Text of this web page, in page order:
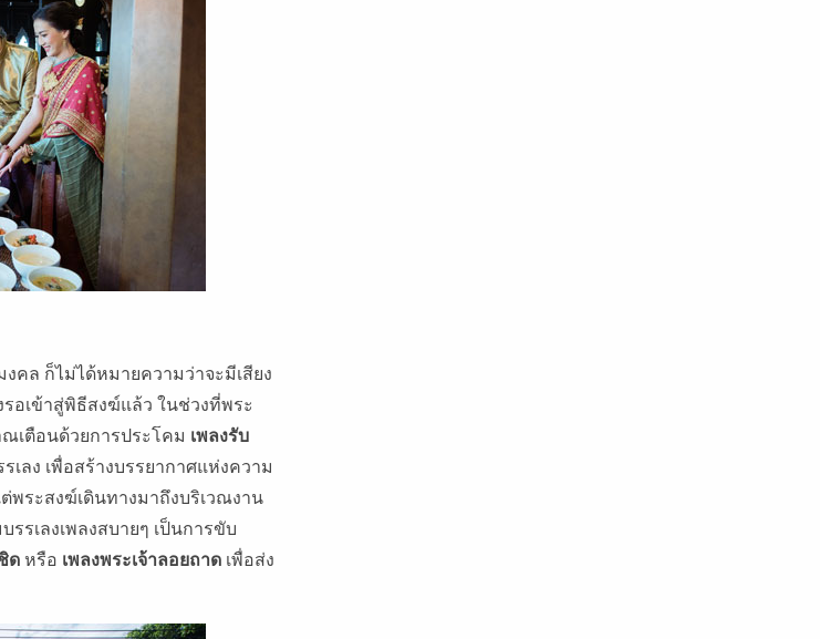
คล ก็ไม่ได้หมายความว่าจะมีเสียง
รอเข้าสู่พิธีสงฆ์แล้ว ในช่วงที่พระ
เตือนด้วยการประโคม เพลงรับ
ลง เพื่อสร้างบรรยากาศแห่งความ
พระสงฆ์เดินทางมาถึงบริเวณงาน
รเลงเพลงสบายๆ เป็นการขับ
ดหรือ เพลงพระเจ้าลอยถาด เพื่อส่ง